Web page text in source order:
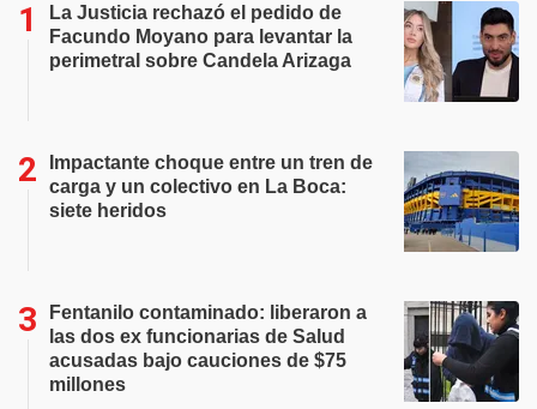
La Justicia rechazó el pedido de
Facundo Moyano para levantar la
perimetral sobre Candela Arizaga
Impactante choque entre un tren de
carga y un colectivo en La Boca:
siete heridos
Fentanilo contaminado: liberaron a
las dos ex funcionarias de Salud
acusadas bajo cauciones de $75
millones